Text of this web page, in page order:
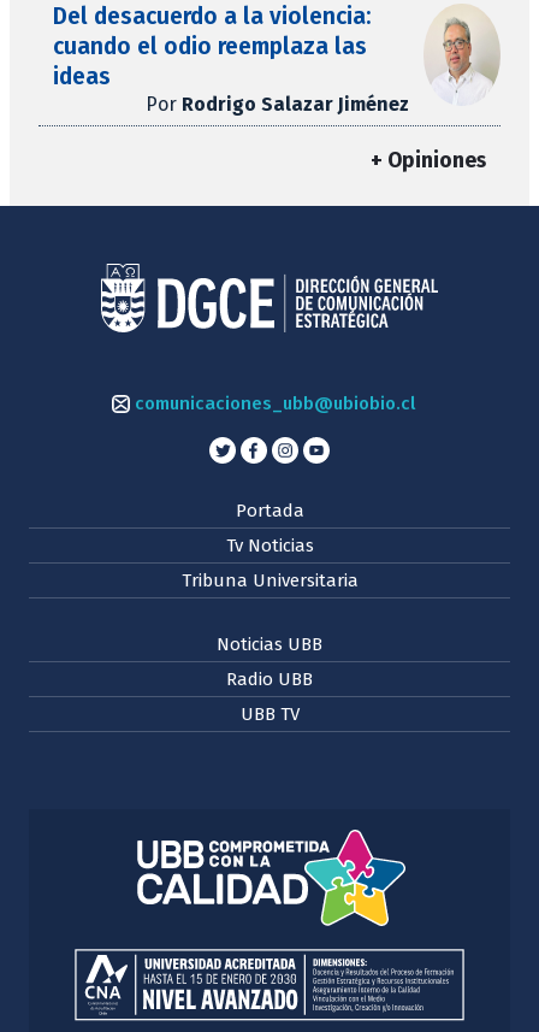
Del desacuerdo a la violencia:
cuando el odio reemplaza las
ideas
Por Rodrigo Salazar Jiménez
+ Opiniones
comunicaciones_ubb@ubiobio.cl
Portada
Tv Noticias
Tribuna Universitaria
Noticias UBB
Radio UBB
UBB TV